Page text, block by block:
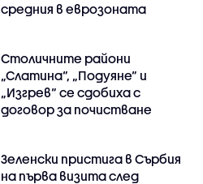
средния в еврозоната
Столичните райони
„Слатина“, „Подуяне“ и
„Изгрев“ се сдобиха с
договор за почистване
Зеленски пристига в Сърбия
на първа визита след